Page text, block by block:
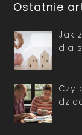
Ostatnie
Jak
dla
Czy